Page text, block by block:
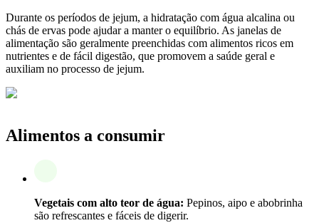
Durante os períodos de jejum, a hidratação com água alcalina ou
chás de ervas pode ajudar a manter o equilíbrio. As janelas de
alimentação são geralmente preenchidas com alimentos ricos em
nutrientes e de fácil digestão, que promovem a saúde geral e
auxiliam no processo de jejum.
Alimentos a consumir
Vegetais com alto teor de água: Pepinos, aipo e abobrinha
são refrescantes e fáceis de digerir.